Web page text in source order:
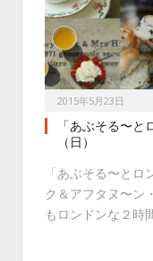
2015年5月23日
「あぶそる〜
（日）
「あぶそる〜と
ク＆アフタヌ〜ン
もロンドンな２時